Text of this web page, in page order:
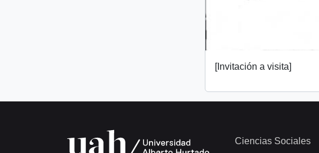
[Invitación a visita]
Ciencias Sociales